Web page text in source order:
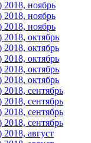
ноябрь
ноябрь
ноябрь
октябрь
октябрь
октябрь
октябрь
октябрь
сентябрь
сентябрь
сентябрь
сентябрь
август